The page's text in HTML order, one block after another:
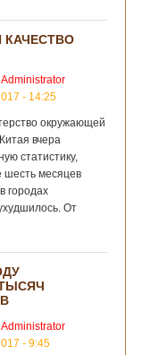
КАЧЕСТВО
Administrator
- 14:25
окружающей
вчера
статистику,
шесть месяцев
городах
От
Administrator
- 9:45